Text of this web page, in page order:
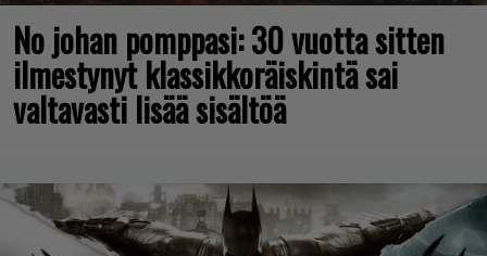
No johan pomppasi: 30 vuotta sitten
ilmestynyt klassikkoräiskintä sai
valtavasti lisää sisältöä